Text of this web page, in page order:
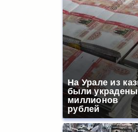
На Урале из
были
миллионов
рублей